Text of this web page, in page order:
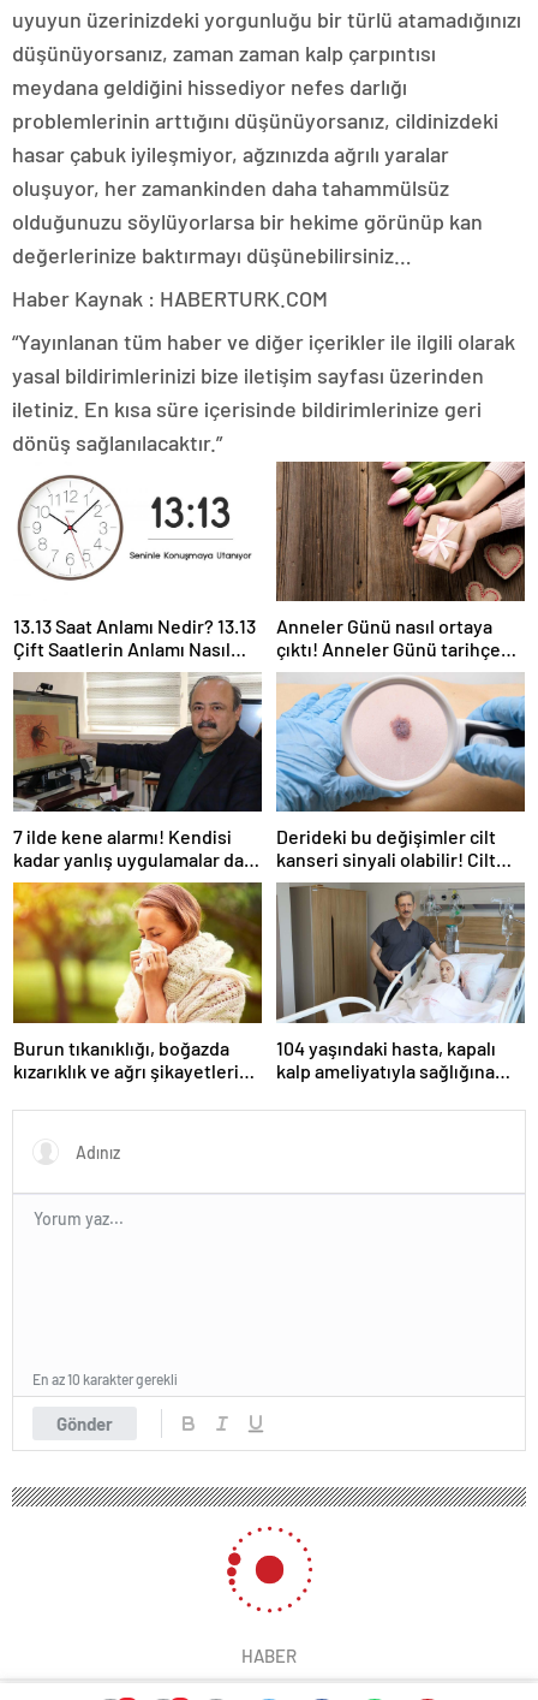
uyuyun üzerinizdeki yorgunluğu bir türlü atamadığınızı
düşünüyorsanız, zaman zaman kalp çarpıntısı
meydana geldiğini hissediyor nefes darlığı
problemlerinin arttığını düşünüyorsanız, cildinizdeki
hasar çabuk iyileşmiyor, ağzınızda ağrılı yaralar
oluşuyor, her zamankinden daha tahammülsüz
olduğunuzu söylüyorlarsa bir hekime görünüp kan
değerlerinize baktırmayı düşünebilirsiniz…
Haber Kaynak : HABERTURK.COM
“Yayınlanan tüm haber ve diğer içerikler ile ilgili olarak
yasal bildirimlerinizi bize iletişim sayfası üzerinden
iletiniz. En kısa süre içerisinde bildirimlerinize geri
dönüş sağlanılacaktır.”
13.13 Saat Anlamı Nedir? 13.13
Çift Saatlerin Anlamı Nasıl
Yorumlanır?
Anneler Günü nasıl ortaya
çıktı! Anneler Günü tarihçesi!
Anneler Günü ilk kez ne
zaman kutlandı?
7 ilde kene alarmı! Kendisi
kadar yanlış uygulamalar da
öldürüyor… Sakın bu hataları
yapmayın
Derideki bu değişimler cilt
kanseri sinyali olabilir! Cilt
kanserinden korunmanın
yolları
Burun tıkanıklığı, boğazda
kızarıklık ve ağrı şikayetleri
tıkanıklığının nedenleri… Tat
ve koku kaybı neden olur?
104 yaşındaki hasta, kapalı
kalp ameliyatıyla sağlığına
Gönder
En az 10 karakter gerekli
HABER